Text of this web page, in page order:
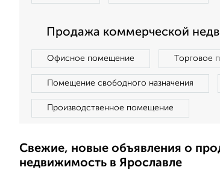
Продажа коммерческой
Офисное помещение Торговое
Помещение свободного назначения
Производственное помещение
Свежие, новые объявления о
недвижимость в Ярославле